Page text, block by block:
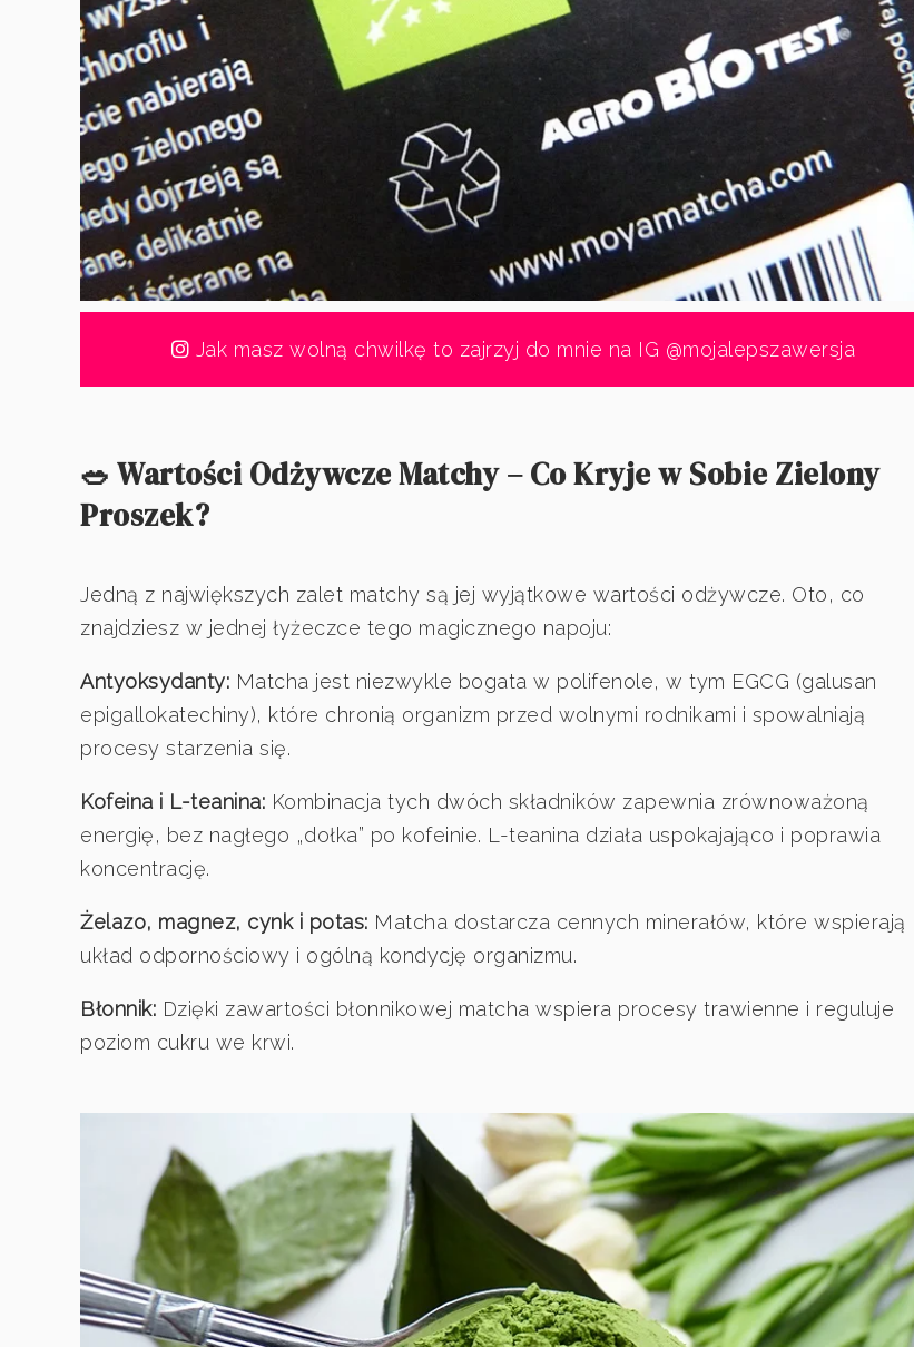
Jak masz wolną chwilkę to zajrzyj do mnie na IG @mojalepszawersja
🥗 Wartości Odżywcze Matchy – Co Kryje w Sobie Zielony
Proszek?
Jedną z największych zalet matchy są jej wyjątkowe wartości odżywcze. Oto, co
znajdziesz w jednej łyżeczce tego magicznego napoju:
Antyoksydanty: Matcha jest niezwykle bogata w polifenole, w tym EGCG (galusan
epigallokatechiny), które chronią organizm przed wolnymi rodnikami i spowalniają
procesy starzenia się.
Kofeina i L-teanina: Kombinacja tych dwóch składników zapewnia zrównoważoną
energię, bez nagłego „dołka” po kofeinie. L-teanina działa uspokajająco i poprawia
koncentrację.
Żelazo, magnez, cynk i potas: Matcha dostarcza cennych minerałów, które wspierają
układ odpornościowy i ogólną kondycję organizmu.
Błonnik: Dzięki zawartości błonnikowej matcha wspiera procesy trawienne i reguluje
poziom cukru we krwi.